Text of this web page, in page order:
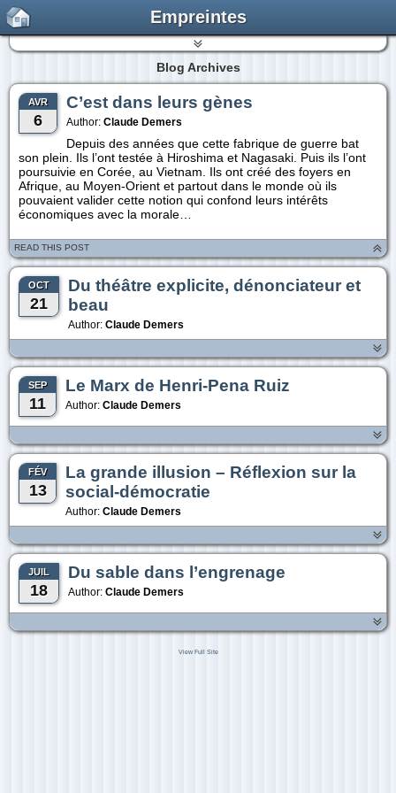
Empreintes
Blog Archives
AVR
6
C’est dans leurs gènes
Author: Claude Demers
Depuis des années que cette fabrique de guerre bat
son plein. Ils l’ont testée à Hiroshima et Nagasaki. Puis ils l’ont
poursuivie en Corée, au Vietnam. Ils ont créé des foyers en
Afrique, au Moyen-Orient et partout dans le monde où ils
pouvaient valider cette notion qui confond leurs intérêts
économiques avec la morale…
READ THIS POST
OCT
21
Du théâtre explicite, dénonciateur et
beau
Author: Claude Demers
SEP
11
Le Marx de Henri-Pena Ruiz
Author: Claude Demers
FÉV
13
La grande illusion – Réflexion sur la
social-démocratie
Author: Claude Demers
JUIL
18
Du sable dans l’engrenage
Author: Claude Demers
View Full Site